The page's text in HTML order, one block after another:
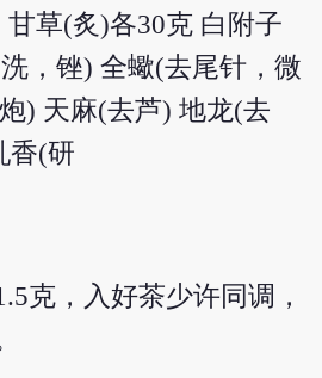
草(炙)各30克 白附子
，锉) 全蠍(去尾针，微
) 天麻(去芦) 地龙(去
香(研
克，入好茶少许同调，